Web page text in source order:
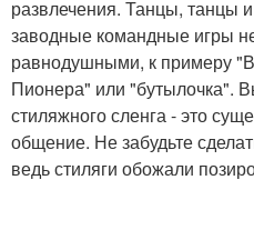
развлечения. Танцы, танцы
заводные командные игры
равнодушными, к примеру
Пионера" или "бутылочка".
стиляжного сленга - это
общение. Не забудьте
ведь стиляги обожали